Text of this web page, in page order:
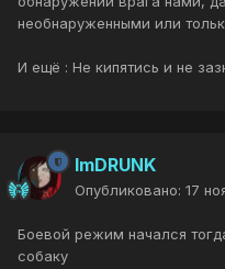
необнаруженными или
И ещё : Не кипятись и не
ImDRUNK
Опубликовано: 17
Боевой режим начался
собаку